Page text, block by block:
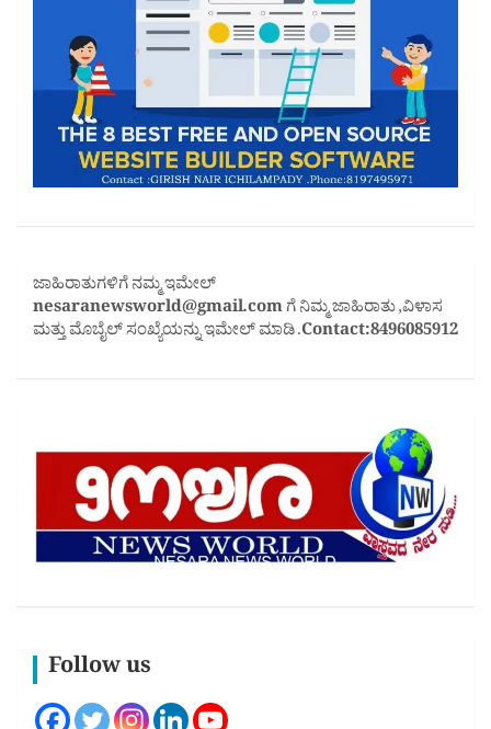
ಜಾಹಿರಾತುಗಳಿಗೆ ನಮ್ಮ ಇಮೇಲ್
nesaranewsworld@gmail.comಗೆ ನಿಮ್ಮ ಜಾಹಿರಾತು ,ವಿಳಾಸ
ಮತ್ತು ಮೊಬೈಲ್ ಸಂಖ್ಯೆಯನ್ನು ಇಮೇಲ್ ಮಾಡಿ .Contact:8496085912
Follow us